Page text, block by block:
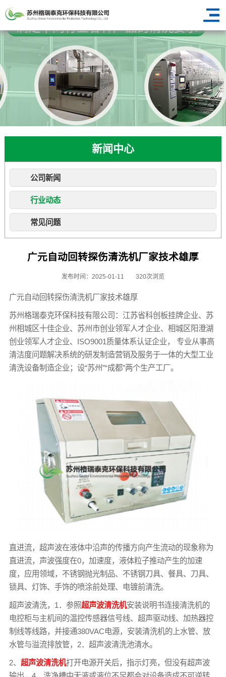
新闻中心
公司新闻
行业动态
常见问题
广元自动回转探伤清洗机厂家技术雄厚
发布时间：2025-01-11 320次浏览
广元自动回转探伤清洗机厂家技术雄厚
苏州格瑞泰克环保科技有限公司：江苏省科创板挂牌企业、苏
州相城区十佳企业、苏州市创业领军人才企业、相城区阳澄湖
创业领军人才企业、ISO9001质量体系认证企业， 专业从事高
清洁度问题解决系统的研发制造营销及服务于一体的大型工业
清洗设备制造企业；设“苏州”“成都”两个生产工厂。
直进流，超声波在液体中沿声的传播方向产生流动的现象称为
直进流，声波强度在0，加速度，液体粒子推动产生的加速
度，应用领域，不锈钢抛光制品、不锈钢刀具、餐具、刀具、
锁具、灯饰、手饰的喷涂前处理、电镀前清洗。
超声波清洗，1．参照超声波清洗机安装说明书连接清洗机的
电控柜与主机间的温控传感器信号线、超声驱动线、加热器控
制线等线路，并接通380VAC电源，安装清洗机的上水管、放
水管与溢流排放管，2．超声波清洗池清水。
2、 超声波清洗机打开电源开关后，指示灯亮，但没有超声波